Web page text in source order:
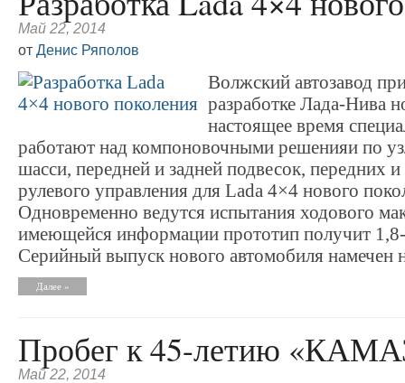
Май 22, 2014
от Денис Ряполов
Волжский автозавод
разработке Лада-Нива
настоящее время
работают над компоновочными решенияи по
шасси, передней и задней подвесок, передних
рулевого управления для Lada 4×4 нового
Одновременно ведутся испытания ходового
имеющейся информации прототип получит
Серийный выпуск нового автомобиля намечен
Далее »
Пробег к 45-летию
Май 22, 2014